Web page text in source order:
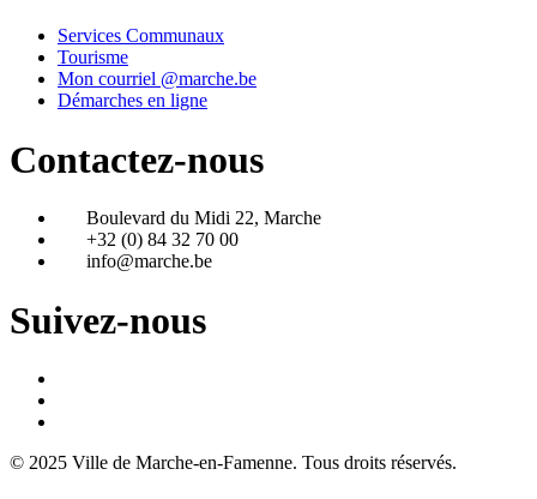
Services Communaux
Tourisme
Mon courriel @marche.be
Démarches en ligne
Contactez-nous
Boulevard du Midi 22, Marche
+32 (0) 84 32 70 00
info@marche.be
Suivez-nous
© 2025 Ville de Marche-en-Famenne. Tous droits réservés.